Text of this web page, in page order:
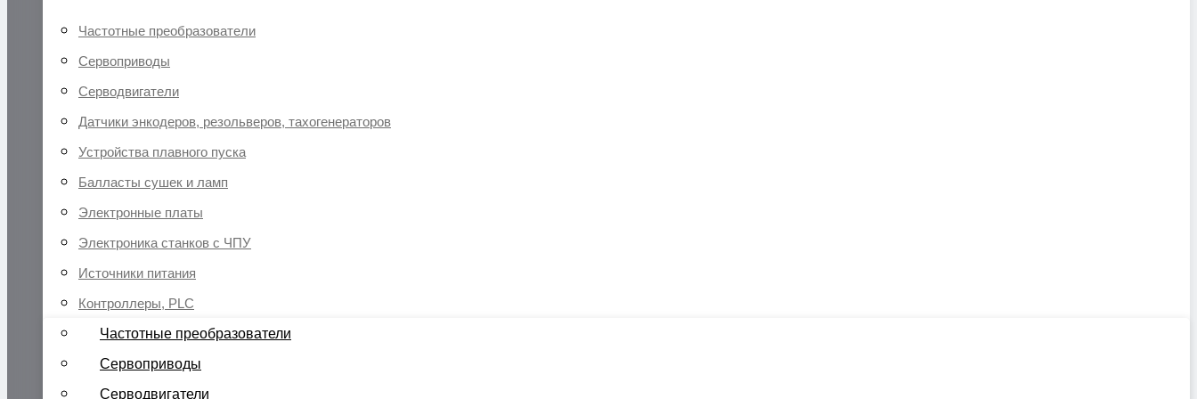
Частотные преобразователи
Сервоприводы
Серводвигатели
Датчики энкодеров, резольверов, тахогенераторов
Устройства плавного пуска
Балласты сушек и ламп
Электронные платы
Электроника станков с ЧПУ
Источники питания
Контроллеры, PLC
Частотные преобразователи
Сервоприводы
Серводвигатели